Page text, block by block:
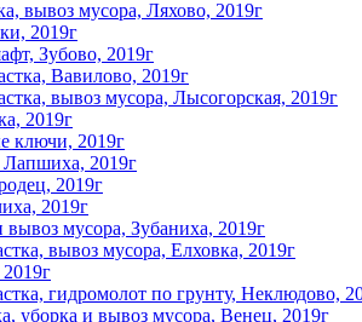
вывоз мусора, Ляхово, 2019г
2019г
Зубово, 2019г
Вавилово, 2019г
вывоз мусора, Лысогорская, 2019г
2019г
ключи, 2019г
2019г
2019г
2019г
вывоз мусора, Зубаниха, 2019г
вывоз мусора, Елховка, 2019г
гидромолот по грунту, Неклюдово,
уборка и вывоз мусора, Венец, 2019г